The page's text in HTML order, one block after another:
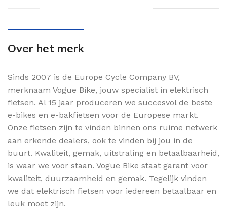
Over het merk
Sinds 2007 is de Europe Cycle Company BV,
merknaam Vogue Bike, jouw specialist in elektrisch
fietsen. Al 15 jaar produceren we succesvol de beste
e-bikes en e-bakfietsen voor de Europese markt.
Onze fietsen zijn te vinden binnen ons ruime netwerk
aan erkende dealers, ook te vinden bij jou in de
buurt. Kwaliteit, gemak, uitstraling en betaalbaarheid,
is waar we voor staan. Vogue Bike staat garant voor
kwaliteit, duurzaamheid en gemak. Tegelijk vinden
we dat elektrisch fietsen voor iedereen betaalbaar en
leuk moet zijn.